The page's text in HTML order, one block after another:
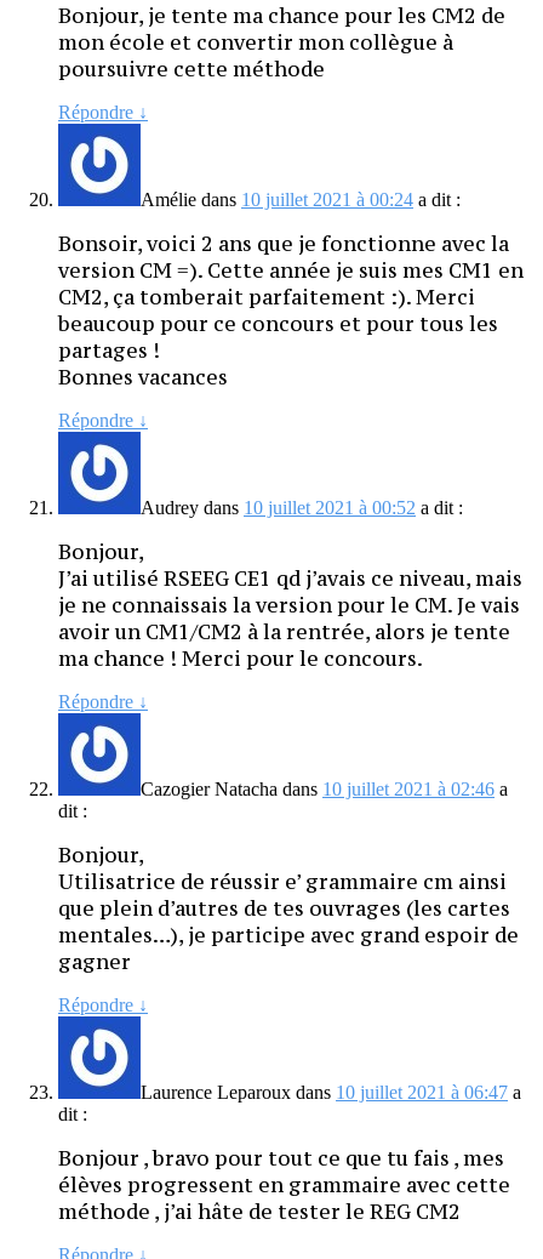
Bonjour, je tente ma chance pour les CM2 de
mon école et convertir mon collègue à
poursuivre cette méthode
Répondre ↓
Amélie dans 10 juillet 2021 à 00:24 a dit :
Bonsoir, voici 2 ans que je fonctionne avec la
version CM =). Cette année je suis mes CM1 en
CM2, ça tomberait parfaitement :). Merci
beaucoup pour ce concours et pour tous les
partages !
Bonnes vacances
Répondre ↓
Audrey dans 10 juillet 2021 à 00:52 a dit :
Bonjour,
J’ai utilisé RSEEG CE1 qd j’avais ce niveau, mais
je ne connaissais la version pour le CM. Je vais
avoir un CM1/CM2 à la rentrée, alors je tente
ma chance ! Merci pour le concours.
Répondre ↓
Cazogier Natacha dans 10 juillet 2021 à 02:46 a
dit :
Bonjour,
Utilisatrice de réussir e’ grammaire cm ainsi
que plein d’autres de tes ouvrages (les cartes
mentales…), je participe avec grand espoir de
gagner
Répondre ↓
Laurence Leparoux dans 10 juillet 2021 à 06:47 a
dit :
Bonjour , bravo pour tout ce que tu fais , mes
élèves progressent en grammaire avec cette
méthode , j’ai hâte de tester le REG CM2
Répondre ↓